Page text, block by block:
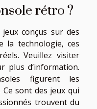
rétro ?
conçus sur des
la technologie, ces
Veuillez visiter
plus d’information.
figurent les
sont des jeux qui
trouvent du